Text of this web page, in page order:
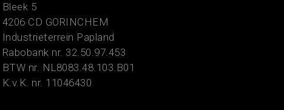
Bleek 5
4206 CD GORINCHEM
Industrieterrein Papland
Rabobank nr. 32.50.97.453
BTW nr. NL8083.48.103.B01
K.v.K. nr. 11046430